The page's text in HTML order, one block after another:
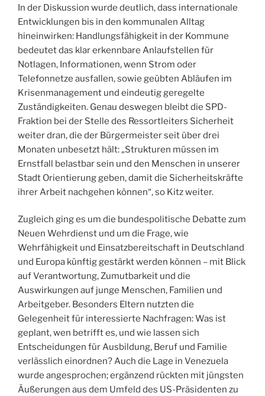
In der Diskussion wurde deutlich, dass internationale
Entwicklungen bis in den kommunalen Alltag
hineinwirken: Handlungsfähigkeit in der Kommune
bedeutet das klar erkennbare Anlaufstellen für
Notlagen, Informationen, wenn Strom oder
Telefonnetze ausfallen, sowie geübten Abläufen im
Krisenmanagement und eindeutig geregelte
Zuständigkeiten. Genau deswegen bleibt die SPD-
Fraktion bei der Stelle des Ressortleiters Sicherheit
weiter dran, die der Bürgermeister seit über drei
Monaten unbesetzt hält: „Strukturen müssen im
Ernstfall belastbar sein und den Menschen in unserer
Stadt Orientierung geben, damit die Sicherheitskräfte
ihrer Arbeit nachgehen können“, so Kitz weiter.
Zugleich ging es um die bundespolitische Debatte zum
Neuen Wehrdienst und um die Frage, wie
Wehrfähigkeit und Einsatzbereitschaft in Deutschland
und Europa künftig gestärkt werden können – mit Blick
auf Verantwortung, Zumutbarkeit und die
Auswirkungen auf junge Menschen, Familien und
Arbeitgeber. Besonders Eltern nutzten die
Gelegenheit für interessierte Nachfragen: Was ist
geplant, wen betrifft es, und wie lassen sich
Entscheidungen für Ausbildung, Beruf und Familie
verlässlich einordnen? Auch die Lage in Venezuela
wurde angesprochen; ergänzend rückten mit jüngsten
Äußerungen aus dem Umfeld des US-Präsidenten zu